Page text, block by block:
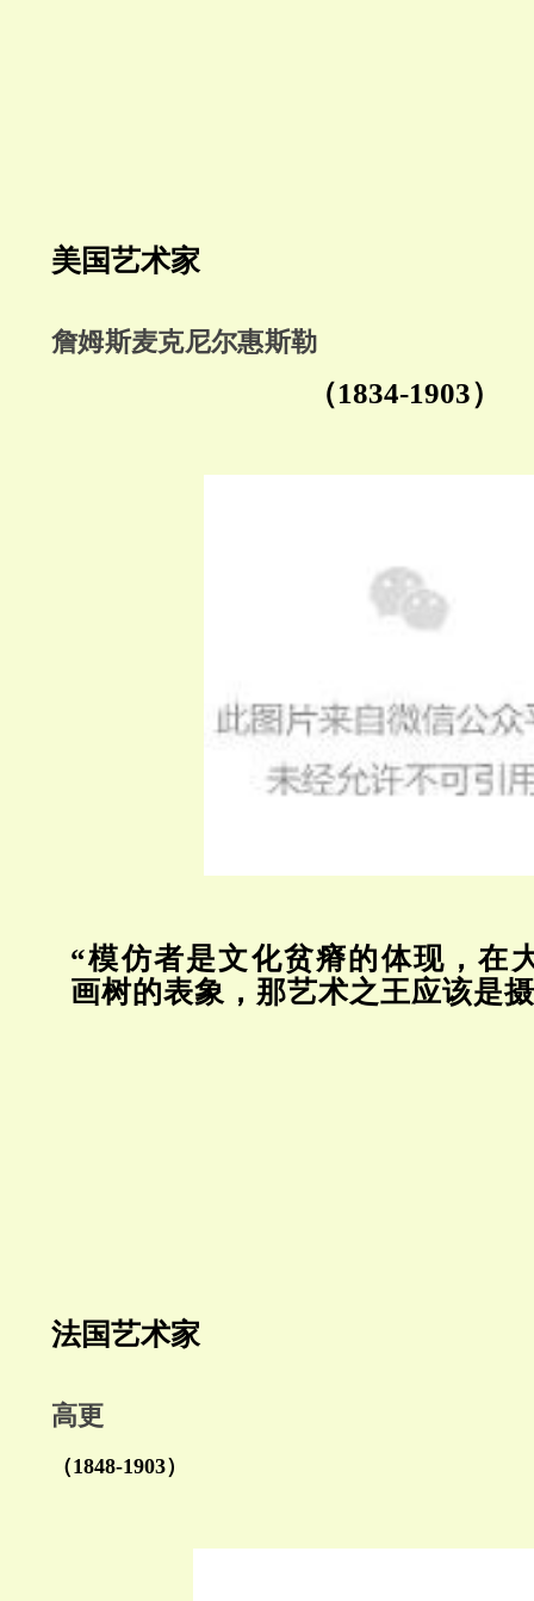
美国艺术家
詹姆斯麦克尼尔惠斯勒
（1834-1903）
“模仿者是文化贫瘠的体现，在
画树的表象，那艺术之王应该是
法国艺术家
高更
（1848-1903）